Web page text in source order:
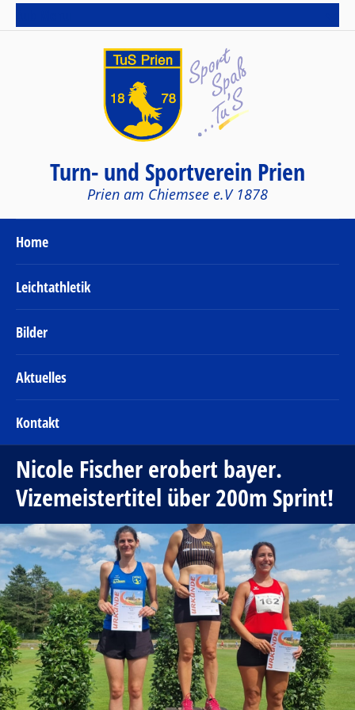
Turn- und Sportverein Prien
Prien am Chiemsee e.V 1878
Home
Leichtathletik
Bilder
Aktuelles
Kontakt
Nicole Fischer erobert bayer.
Vizemeistertitel über 200m Sprint!